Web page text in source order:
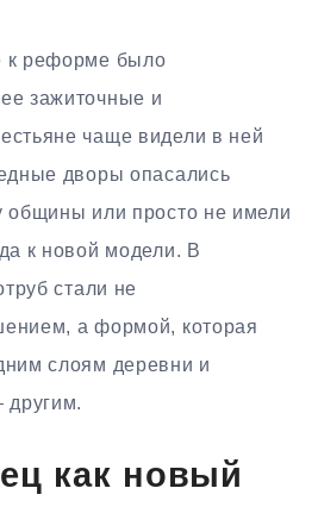
к реформе было
зажиточные и
чаще видели в ней
дворы опасались
общины или просто не имели
к новой модели. В
стали не
а формой, которая
слоям деревни и
другим.
как новый